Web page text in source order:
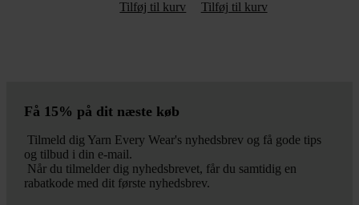
Tilføj til kurv
Tilføj til kurv
Få 15% på dit næste køb
Tilmeld dig Yarn Every Wear's nyhedsbrev og få gode tips
og tilbud i din e-mail.
Når du tilmelder dig nyhedsbrevet, får du samtidig en
rabatkode med dit første nyhedsbrev.